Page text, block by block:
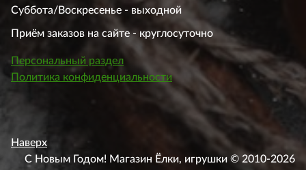
Суббота/Воскресенье - выходной
Приём заказов на сайте - круглосуточно
Персональный раздел
Политика конфиденциальности
Наверх
С Новым Годом! Магазин Ёлки, игрушки © 2010-2026